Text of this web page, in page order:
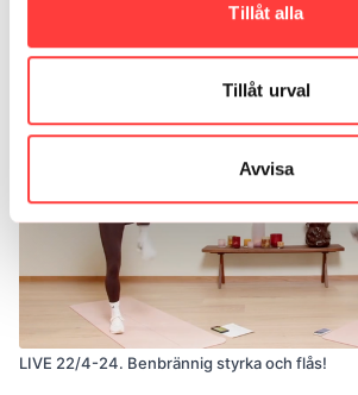
Tillåt alla
Tillåt urval
Avvisa
LIVE 22/4-24. Benbrännig styrka och flås!